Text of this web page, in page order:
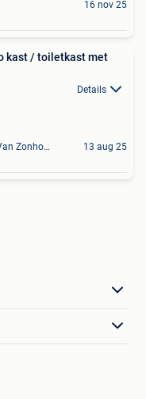
16 nov 25
kast / toiletkast met
Details
Houthalen+ Deel Van Zonhoven En Zolder 13 aug 25